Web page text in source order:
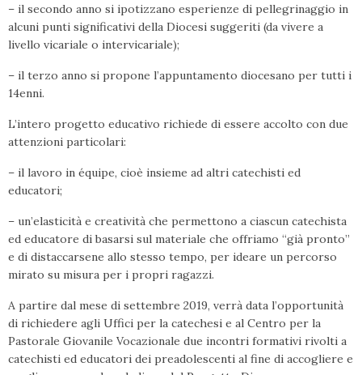
– il secondo anno si ipotizzano esperienze di pellegrinaggio in
alcuni punti significativi della Diocesi suggeriti (da vivere a
livello vicariale o intervicariale);
– il terzo anno si propone l’appuntamento diocesano per tutti i
14enni.
L’intero progetto educativo richiede di essere accolto con due
attenzioni particolari:
– il lavoro in équipe, cioè insieme ad altri catechisti ed
educatori;
– un’elasticità e creatività che permettono a ciascun catechista
ed educatore di basarsi sul materiale che offriamo “già pronto”
e di distaccarsene allo stesso tempo, per ideare un percorso
mirato su misura per i propri ragazzi.
A partire dal mese di settembre 2019, verrà data l’opportunità
di richiedere agli Uffici per la catechesi e al Centro per la
Pastorale Giovanile Vocazionale due incontri formativi rivolti a
catechisti ed educatori dei preadolescenti al fine di accogliere e